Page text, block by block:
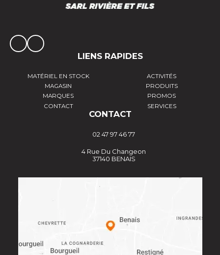
LIENS RAPIDES
MATÉRIEL EN STOCK
ACTIVITÉS
MAGASIN
PRODUITS
MARQUES
PROMOS
CONTACT
SERVICES
CONTACT
02 47 97 46 77
4 Rue Du Changeon
37140 BENAIS